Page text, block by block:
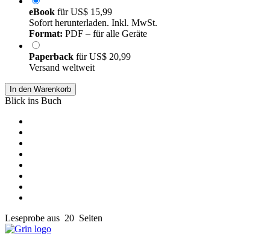
eBook fürUS$ 15,99
Sofort herunterladen. Inkl. MwSt.
Format: PDF – für alle Geräte
Paperback fürUS$ 20,99
Versand weltweit
In den Warenkorb
Blick ins Buch
Leseprobe aus 20 Seiten